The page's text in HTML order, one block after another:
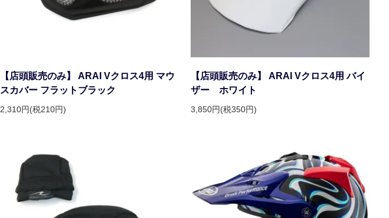
【店頭販売のみ】 ARAI Vクロス4用 マウ
スカバー フラットブラック
2,310円(税210円)
【店頭販売のみ】 ARAI Vクロス4用 バイ
ザー ホワイト
3,850円(税350円)